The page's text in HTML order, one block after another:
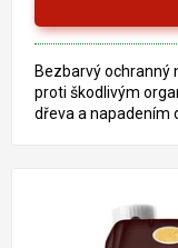
Bezbarvý ochranný
proti škodlivým
dřeva a napadením